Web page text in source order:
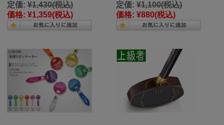
定価: ¥1,430(税込)
価格: ¥1,359(税込)
定価: ¥1,100(税込)
価格: ¥880(税込)